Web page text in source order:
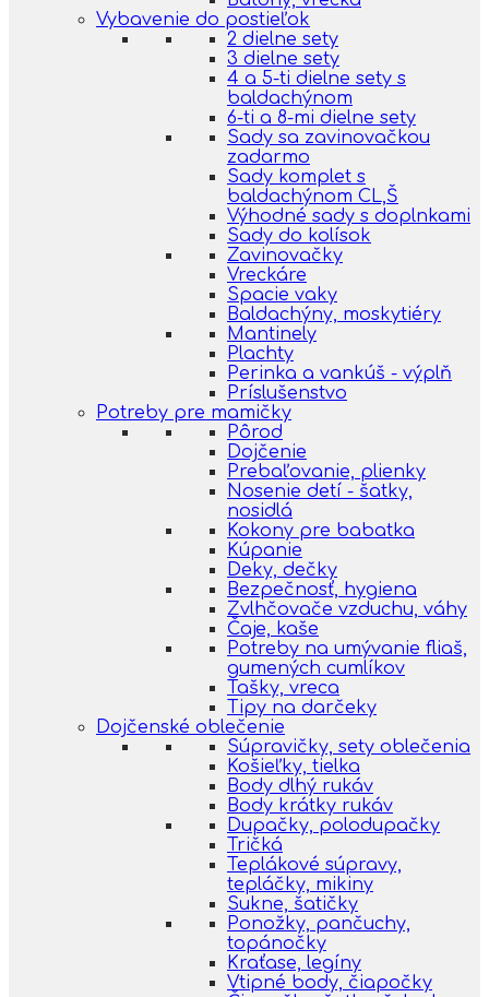
Vybavenie do postieľok
2 dielne sety
3 dielne sety
4 a 5-ti dielne sety s
baldachýnom
6-ti a 8-mi dielne sety
Sady sa zavinovačkou
zadarmo
Sady komplet s
baldachýnom CL,Š
Výhodné sady s doplnkami
Sady do kolísok
Zavinovačky
Vreckáre
Spacie vaky
Baldachýny, moskytiéry
Mantinely
Plachty
Perinka a vankúš - výplň
Príslušenstvo
Potreby pre mamičky
Pôrod
Dojčenie
Prebaľovanie, plienky
Nosenie detí - šatky,
nosidlá
Kokony pre babatka
Kúpanie
Deky, dečky
Bezpečnosť, hygiena
Zvlhčovače vzduchu, váhy
Čaje, kaše
Potreby na umývanie fliaš,
gumených cumlíkov
Tašky, vreca
Tipy na darčeky
Dojčenské oblečenie
Súpravičky, sety oblečenia
Košieľky, tielka
Body dlhý rukáv
Body krátky rukáv
Dupačky, polodupačky
Tričká
Teplákové súpravy,
tepláčky, mikiny
Sukne, šatičky
Ponožky, pančuchy,
topánočky
Kraťase, legíny
Vtipné body, čiapočky